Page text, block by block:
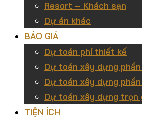
Resort – Khách sạn
Dự án khác
BÁO GIÁ
Dự toán phí thiết kế
Dự toán xây dựng
Dự toán xây dựng
Dự toán xây dựng trọn
TIỆN ÍCH